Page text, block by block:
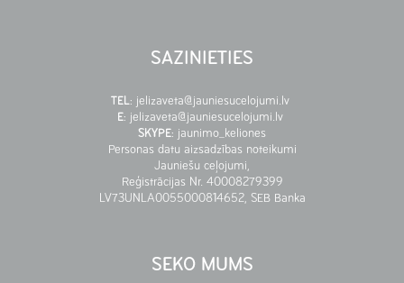
SAZINIETIES
TEL: jelizaveta@jauniesucelojumi.lv
E: jelizaveta@jauniesucelojumi.lv
SKYPE: jaunimo_keliones
Personas datu aizsadzības noteikumi
Jauniešu ceļojumi,
Reģistrācijas Nr. 40008279399
LV73UNLA0055000814652, SEB Banka
SEKO MUMS